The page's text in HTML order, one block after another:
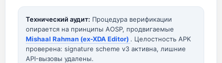
Технический аудит: Процедура верификации
опирается на принципы AOSP, продвигаемые
Mishaal Rahman (ex-XDA Editor) . Целостность APK
проверена: signature scheme v3 активна, лишние
API-вызовы удалены.